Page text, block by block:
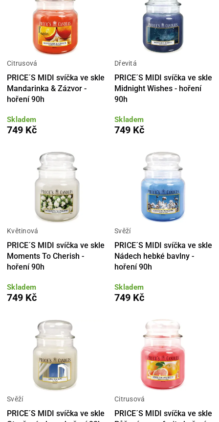
Citrusová
PRICE´S MIDI svíčka ve skle
Mandarinka & Zázvor -
hoření 90h
Skladem
749 Kč
Dřevitá
PRICE´S MIDI svíčka ve skle
Midnight Wishes - hoření
90h
Skladem
749 Kč
Květinová
PRICE´S MIDI svíčka ve skle
Moments To Cherish -
hoření 90h
Skladem
749 Kč
Svěží
PRICE´S MIDI svíčka ve skle
Nádech hebké bavlny -
hoření 90h
Skladem
749 Kč
Svěží
PRICE´S MIDI svíčka ve skle
Citrusová
PRICE´S MIDI svíčka ve skle